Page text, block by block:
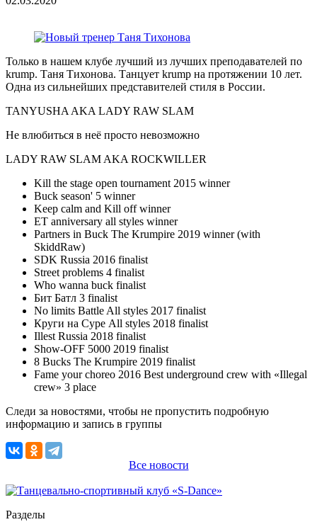
Только в нашем клубе лучший из лучших преподавателей по
krump. Таня Тихонова. Танцует krump на протяжении 10 лет.
Одна из сильнейших представителей стиля в России.
TANYUSHA AKA LADY RAW SLAM
Не влюбиться в неё просто невозможно
LADY RAW SLAM AKA ROCKWILLER
Kill the stage open tournament 2015 winner
Buck season' 5 winner
Keep calm and Kill off winner
ET anniversary all styles winner
Partners in Buck The Krumpire 2019 winner (with
SkiddRaw)
SDK Russia 2016 finalist
Street problems 4 finalist
Who wanna buck finalist
Бит Батл 3 finalist
No limits Battle All styles 2017 finalist
Круги на Суре All styles 2018 finalist
Illest Russia 2018 finalist
Show-OFF 5000 2019 finalist
8 Bucks The Krumpire 2019 finalist
Fame your choreo 2016 Best underground crew with «Illegal
crew» 3 place
Следи за новостями, чтобы не пропустить подробную
информацию и запись в группы
Все новости
Разделы